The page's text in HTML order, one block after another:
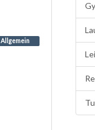
Allgemein